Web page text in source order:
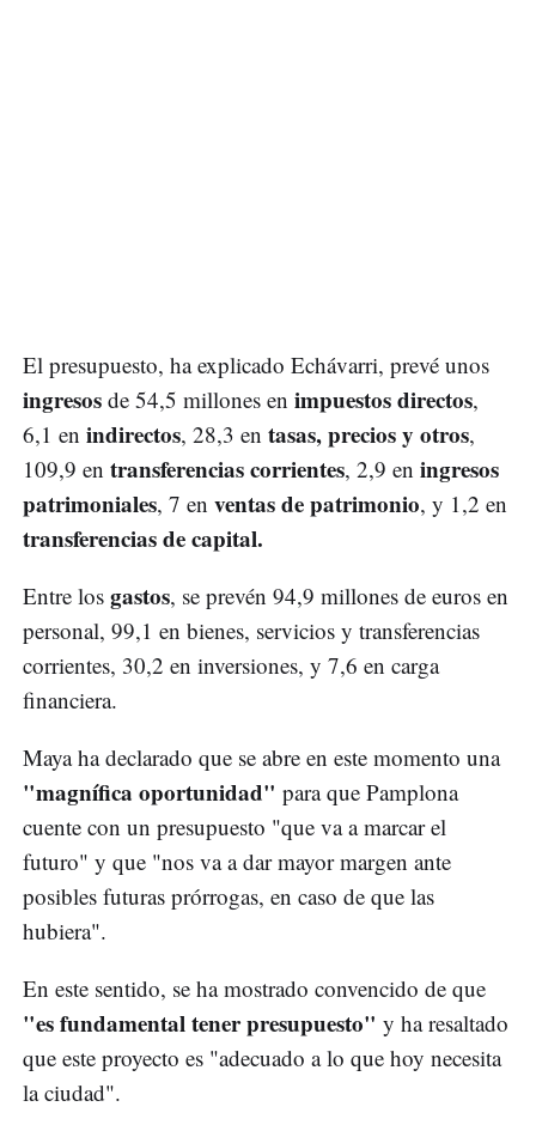
El presupuesto, ha explicado Echávarri, prevé unos
ingresos de 54,5 millones en impuestos directos,
6,1 en indirectos, 28,3 en tasas, precios y otros,
109,9 en transferencias corrientes, 2,9 en ingresos
patrimoniales, 7 en ventas de patrimonio, y 1,2 en
transferencias de capital.
Entre los gastos, se prevén 94,9 millones de euros en
personal, 99,1 en bienes, servicios y transferencias
corrientes, 30,2 en inversiones, y 7,6 en carga
financiera.
Maya ha declarado que se abre en este momento una
"magnífica oportunidad" para que Pamplona
cuente con un presupuesto "que va a marcar el
futuro" y que "nos va a dar mayor margen ante
posibles futuras prórrogas, en caso de que las
hubiera".
En este sentido, se ha mostrado convencido de que
"es fundamental tener presupuesto" y ha resaltado
que este proyecto es "adecuado a lo que hoy necesita
la ciudad".